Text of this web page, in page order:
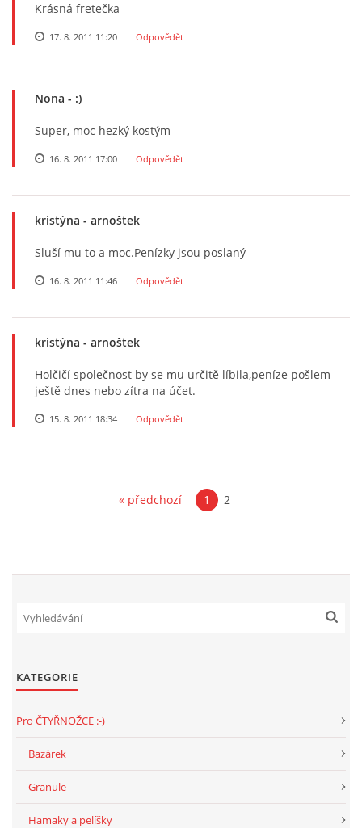
Krásná fretečka
17. 8. 2011 11:20 Odpovědět
Nona - :)
Super, moc hezký kostým
16. 8. 2011 17:00 Odpovědět
kristýna - arnoštek
Sluší mu to a moc.Penízky jsou poslaný
16. 8. 2011 11:46 Odpovědět
kristýna - arnoštek
Holčičí společnost by se mu určitě líbila,peníze pošlem
ještě dnes nebo zítra na účet.
15. 8. 2011 18:34 Odpovědět
« předchozí 1 2
KATEGORIE
Pro ČTYŘNOŽCE :-)
Bazárek
Granule
Hamaky a pelíšky